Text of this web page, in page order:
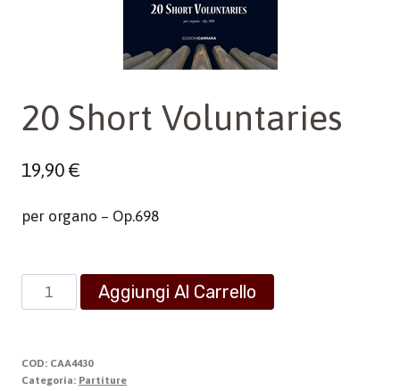
20 Short Voluntaries
19,90€
per organo – Op.698
Short
quantità
Aggiungi Al Carrello
COD: CAA4430
Categoria: Partiture